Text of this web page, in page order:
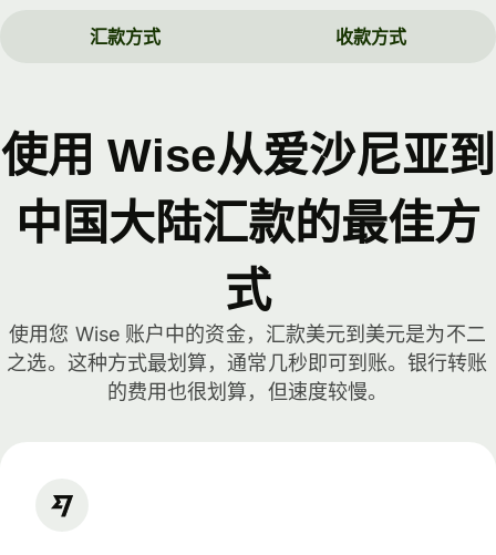
汇款方式 收款方式
使用 Wise从爱沙尼亚到
中国大陆汇款的最佳方
式
使用您 Wise 账户中的资金，汇款美元到美元是为不二
之选。这种方式最划算，通常几秒即可到账。银行转账
的费用也很划算，但速度较慢。